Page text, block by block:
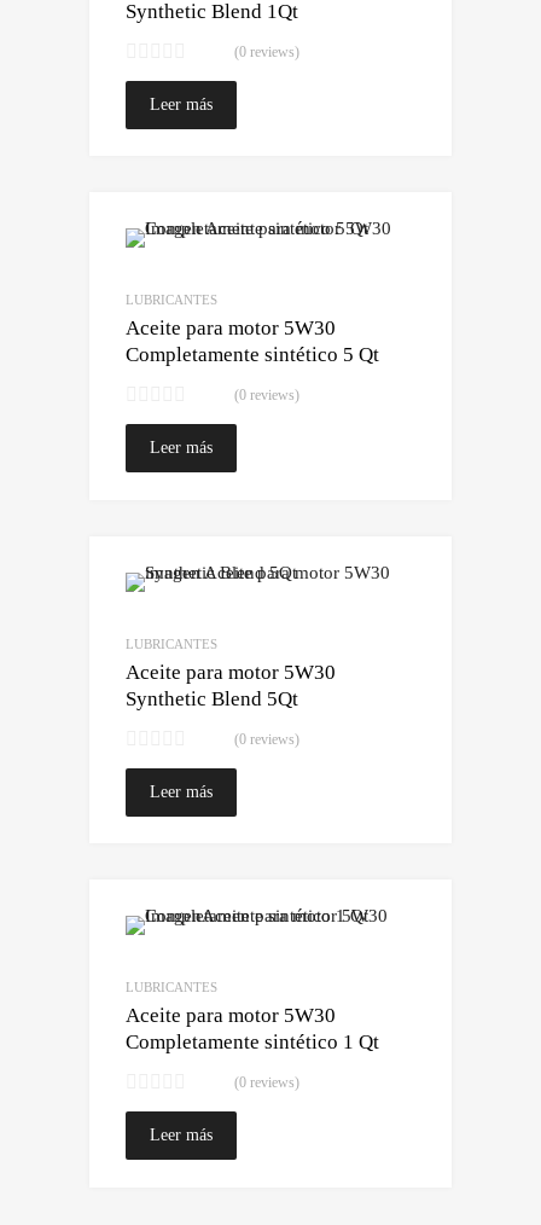
Synthetic Blend 1Qt
(0 reviews)
Leer más
LUBRICANTES
Aceite para motor 5W30
Completamente sintético 5 Qt
(0 reviews)
Leer más
LUBRICANTES
Aceite para motor 5W30
Synthetic Blend 5Qt
(0 reviews)
Leer más
LUBRICANTES
Aceite para motor 5W30
Completamente sintético 1 Qt
(0 reviews)
Leer más